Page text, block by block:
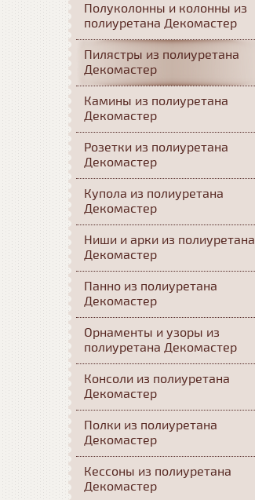
Полуколонны и колонны из
полиуретана Декомастер
Пилястры из полиуретана
Декомастер
Камины из полиуретана
Декомастер
Розетки из полиуретана
Декомастер
Купола из полиуретана
Декомастер
Ниши и арки из полиуретана
Декомастер
Панно из полиуретана
Декомастер
Орнаменты и узоры из
полиуретана Декомастер
Консоли из полиуретана
Декомастер
Полки из полиуретана
Декомастер
Кессоны из полиуретана
Декомастер